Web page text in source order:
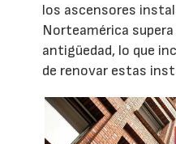
los ascensores
Norteamérica
antigüedad, lo que
de renovar estas